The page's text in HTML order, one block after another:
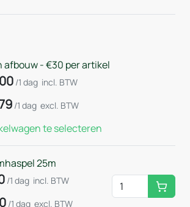
afbouw - €30 per artikel
/1 dag incl. BTW
/1 dag excl. BTW
te selecteren
25m
/1 dag incl. BTW
/1 dag excl. BTW